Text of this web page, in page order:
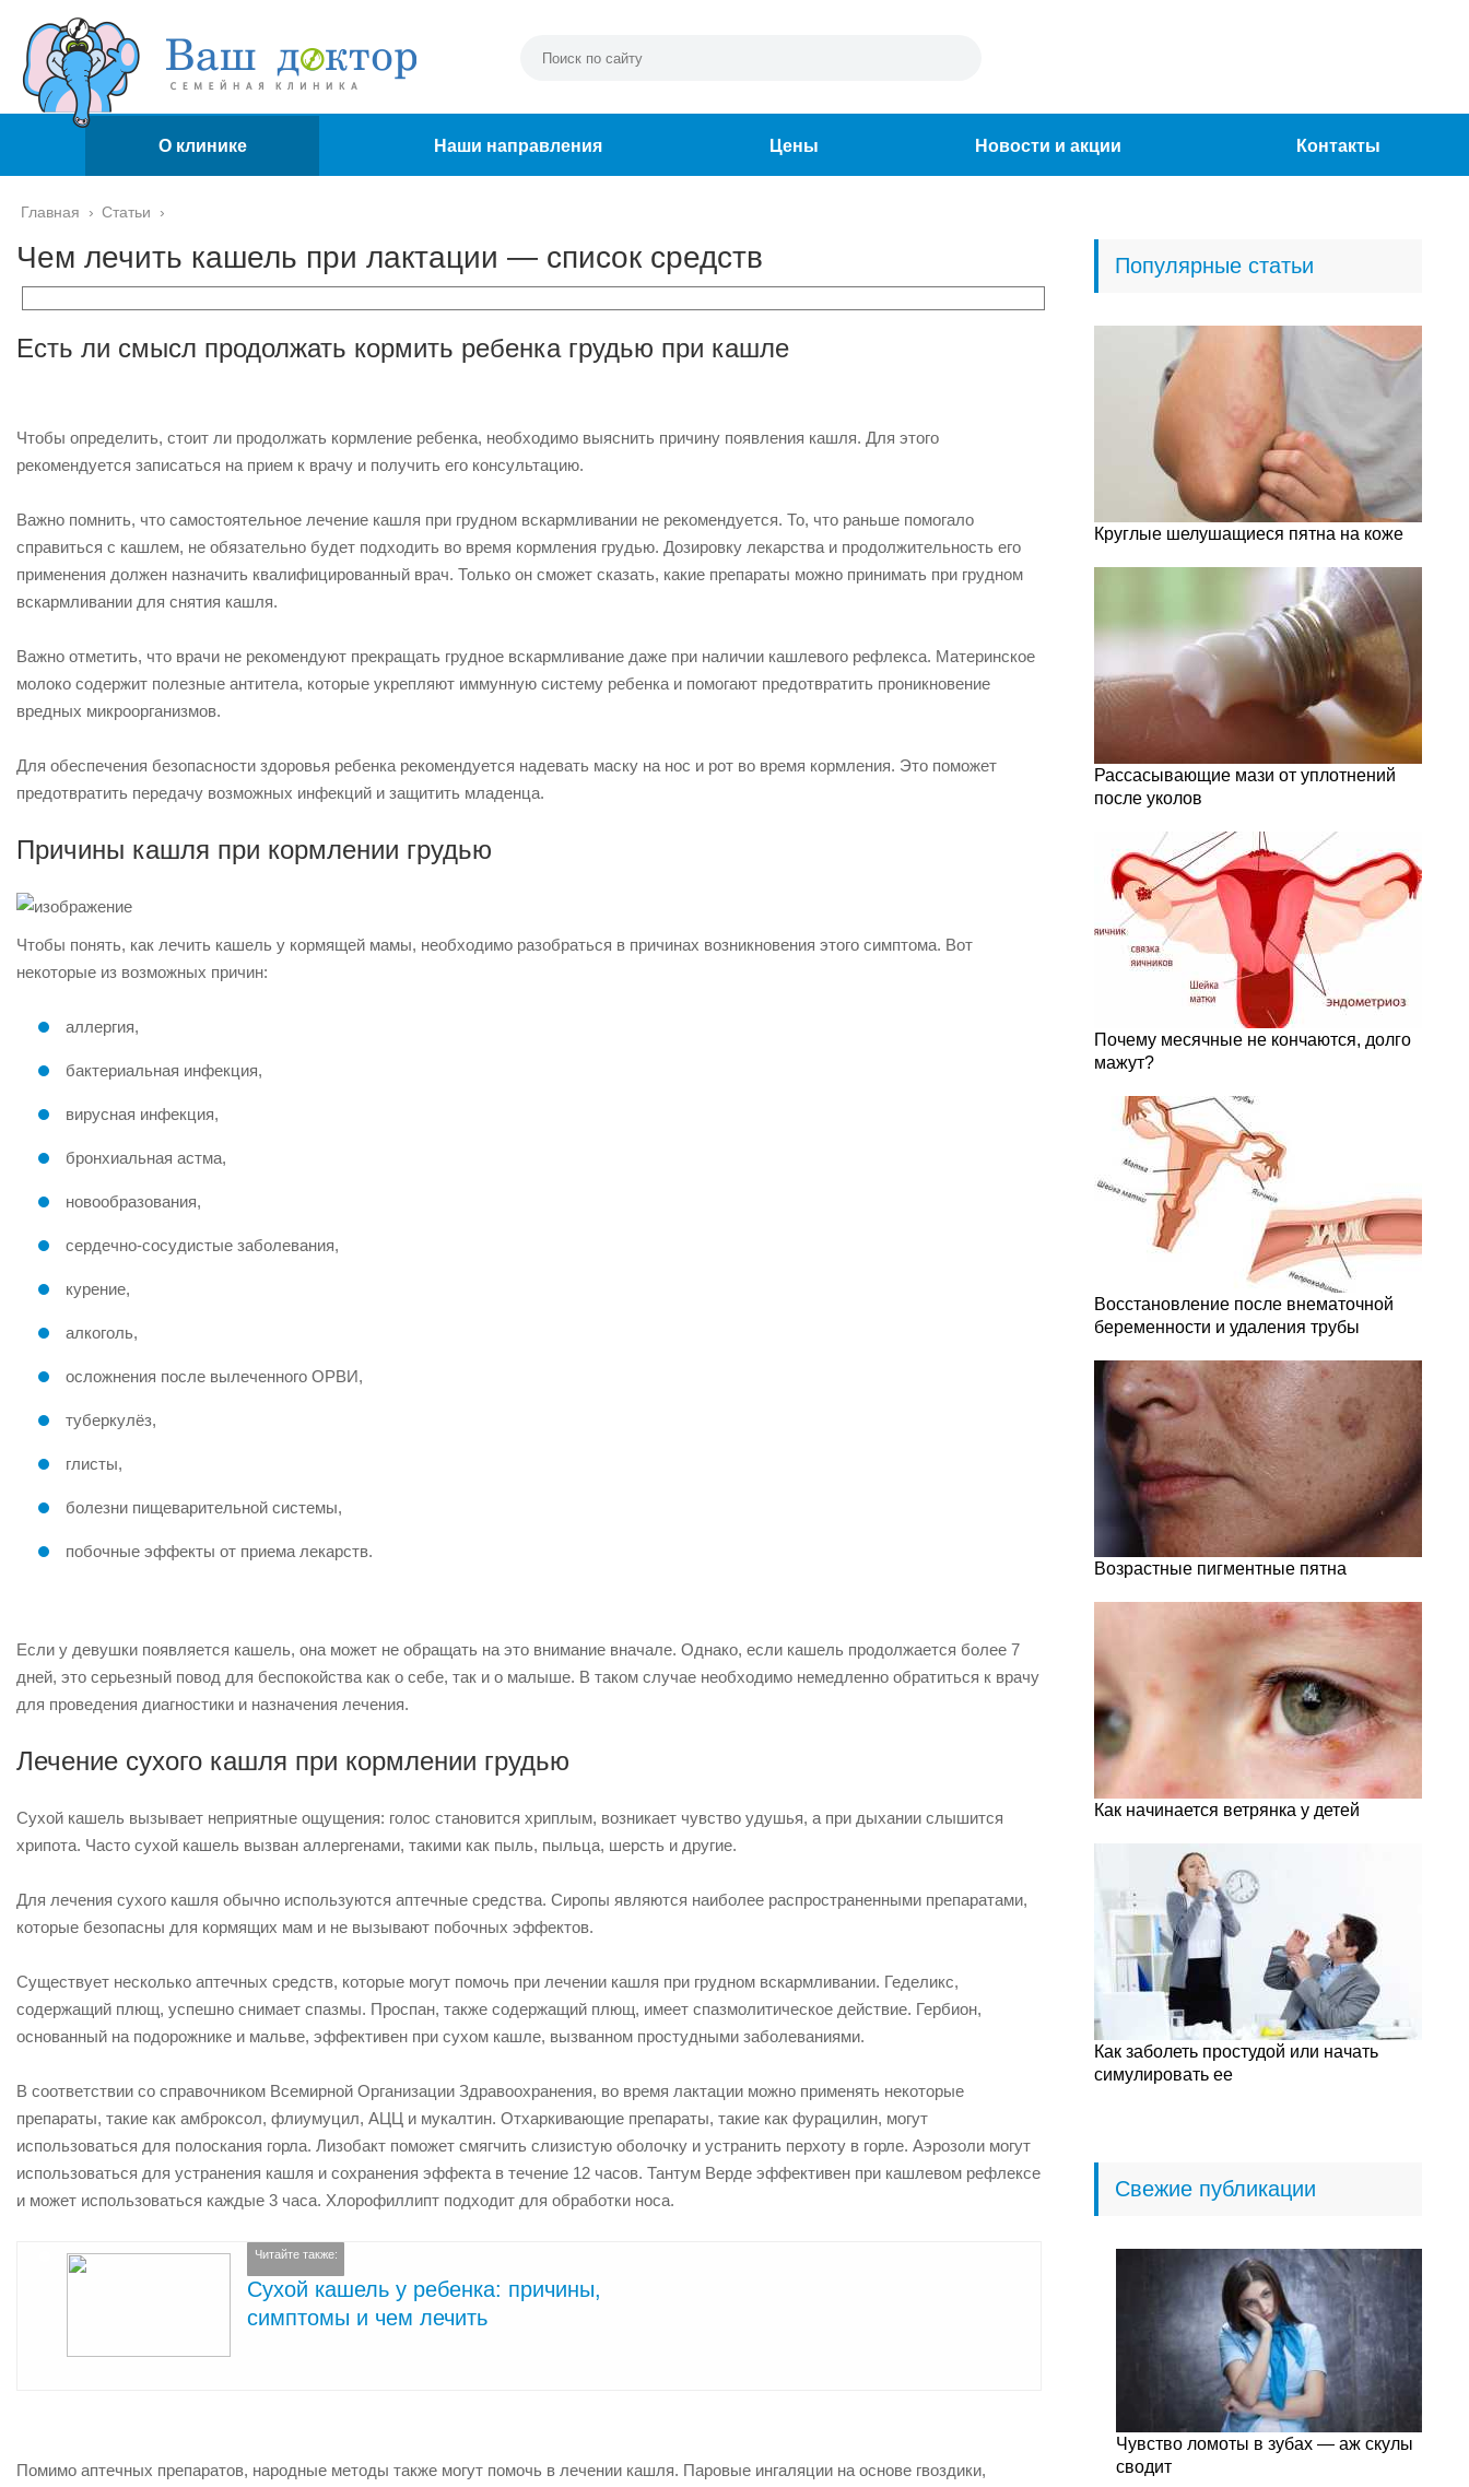
О клинике Наши направления Цены Новости и акции Контакты
Главная › Статьи ›
Чем лечить кашель при лактации — список средств
Есть ли смысл продолжать кормить ребенка грудью при кашле
Чтобы определить, стоит ли продолжать кормление ребенка, необходимо выяснить причину появления кашля. Для этого
рекомендуется записаться на прием к врачу и получить его консультацию.
Важно помнить, что самостоятельное лечение кашля при грудном вскармливании не рекомендуется. То, что раньше помогало
справиться с кашлем, не обязательно будет подходить во время кормления грудью. Дозировку лекарства и продолжительность его
применения должен назначить квалифицированный врач. Только он сможет сказать, какие препараты можно принимать при грудном
вскармливании для снятия кашля.
Важно отметить, что врачи не рекомендуют прекращать грудное вскармливание даже при наличии кашлевого рефлекса. Материнское
молоко содержит полезные антитела, которые укрепляют иммунную систему ребенка и помогают предотвратить проникновение
вредных микроорганизмов.
Для обеспечения безопасности здоровья ребенка рекомендуется надевать маску на нос и рот во время кормления. Это поможет
предотвратить передачу возможных инфекций и защитить младенца.
Причины кашля при кормлении грудью
Чтобы понять, как лечить кашель у кормящей мамы, необходимо разобраться в причинах возникновения этого симптома. Вот
некоторые из возможных причин:
аллергия,
бактериальная инфекция,
вирусная инфекция,
бронхиальная астма,
новообразования,
сердечно-сосудистые заболевания,
курение,
алкоголь,
осложнения после вылеченного ОРВИ,
туберкулёз,
глисты,
болезни пищеварительной системы,
побочные эффекты от приема лекарств.
Если у девушки появляется кашель, она может не обращать на это внимание вначале. Однако, если кашель продолжается более 7
дней, это серьезный повод для беспокойства как о себе, так и о малыше. В таком случае необходимо немедленно обратиться к врачу
для проведения диагностики и назначения лечения.
Лечение сухого кашля при кормлении грудью
Сухой кашель вызывает неприятные ощущения: голос становится хриплым, возникает чувство удушья, а при дыхании слышится
хрипота. Часто сухой кашель вызван аллергенами, такими как пыль, пыльца, шерсть и другие.
Для лечения сухого кашля обычно используются аптечные средства. Сиропы являются наиболее распространенными препаратами,
которые безопасны для кормящих мам и не вызывают побочных эффектов.
Существует несколько аптечных средств, которые могут помочь при лечении кашля при грудном вскармливании. Геделикс,
содержащий плющ, успешно снимает спазмы. Проспан, также содержащий плющ, имеет спазмолитическое действие. Гербион,
основанный на подорожнике и мальве, эффективен при сухом кашле, вызванном простудными заболеваниями.
В соответствии со справочником Всемирной Организации Здравоохранения, во время лактации можно применять некоторые
препараты, такие как амброксол, флиумуцил, АЦЦ и мукалтин. Отхаркивающие препараты, такие как фурацилин, могут
использоваться для полоскания горла. Лизобакт поможет смягчить слизистую оболочку и устранить перхоту в горле. Аэрозоли могут
использоваться для устранения кашля и сохранения эффекта в течение 12 часов. Тантум Верде эффективен при кашлевом рефлексе
и может использоваться каждые 3 часа. Хлорофиллипт подходит для обработки носа.
Читайте также:
Сухой кашель у ребенка: причины,
симптомы и чем лечить
Помимо аптечных препаратов, народные методы также могут помочь в лечении кашля. Паровые ингаляции на основе гвоздики,
Популярные статьи
Круглые шелушащиеся пятна на коже
Рассасывающие мази от уплотнений
после уколов
Почему месячные не кончаются, долго
мажут?
Восстановление после внематочной
беременности и удаления трубы
Возрастные пигментные пятна
Как начинается ветрянка у детей
Как заболеть простудой или начать
симулировать ее
Свежие публикации
Чувство ломоты в зубах — аж скулы
сводит